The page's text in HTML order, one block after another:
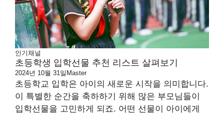
인기채널
초등학생 입학선물 추천 리스트 살펴보기
2024년 10월 31일 Master
초등학교 입학은 아이의 새로운 시작을 의미합니다.
이 특별한 순간을 축하하기 위해 많은 부모님들이
입학선물을 고민하게 되죠. 어떤 선물이 아이에게